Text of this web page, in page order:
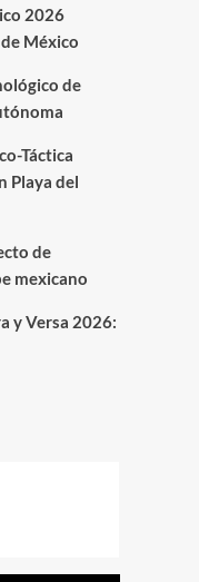
2026
México
de
Táctica
Playa del
de
mexicano
y Versa 2026: